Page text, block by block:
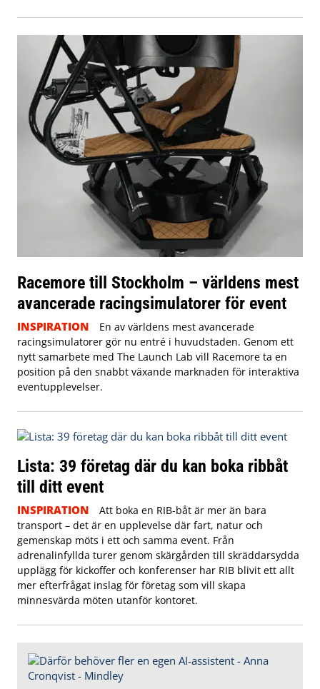
Racemore till Stockholm – världens mest
avancerade racingsimulatorer för event
INSPIRATION
En av världens mest avancerade
racingsimulatorer gör nu entré i huvudstaden. Genom ett
nytt samarbete med The Launch Lab vill Racemore ta en
position på den snabbt växande marknaden för interaktiva
eventupplevelser.
Lista: 39 företag där du kan boka ribbåt
till ditt event
INSPIRATION
Att boka en RIB-båt är mer än bara
transport – det är en upplevelse där fart, natur och
gemenskap möts i ett och samma event. Från
adrenalinfyllda turer genom skärgården till skräddarsydda
upplägg för kickoffer och konferenser har RIB blivit ett allt
mer efterfrågat inslag för företag som vill skapa
minnesvärda möten utanför kontoret.